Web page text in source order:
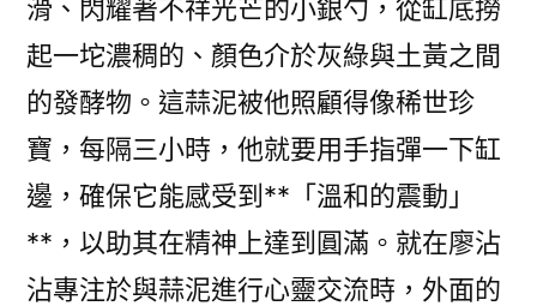
滑、閃耀著不祥光芒的小銀勺，從缸底撈
起一坨濃稠的、顏色介於灰綠與土黃之間
的發酵物。這蒜泥被他照顧得像稀世珍
寶，每隔三小時，他就要用手指彈一下缸
邊，確保它能感受到**「溫和的震動」
**，以助其在精神上達到圓滿。就在廖沾
沾專注於與蒜泥進行心靈交流時，外面的